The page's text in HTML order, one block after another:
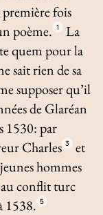
première fois
poème. 1
La
quempour la
sait rien de sa
supposer qu’il
de Glaréan
1530: par
Charles 3
et
hommes
au conflit turc
1538. 5